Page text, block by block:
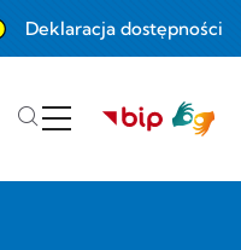
Deklaracja dostępności